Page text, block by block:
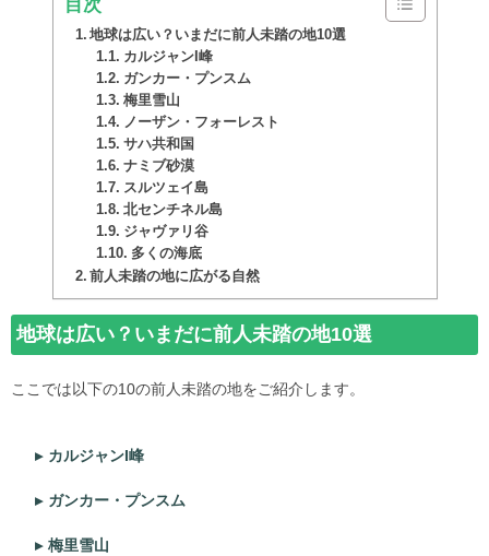
目次
地球は広い？いまだに前人未踏の地10選
カルジャンI峰
ガンカー・プンスム
梅里雪山
ノーザン・フォーレスト
サハ共和国
ナミブ砂漠
スルツェイ島
北センチネル島
ジャヴァリ谷
多くの海底
前人未踏の地に広がる自然
地球は広い？いまだに前人未踏の地10選
ここでは以下の10の前人未踏の地をご紹介します。
カルジャンI峰
ガンカー・プンスム
梅里雪山